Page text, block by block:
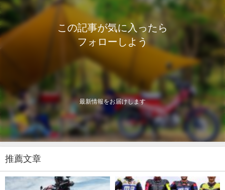
この記事が気に入ったら
フォローしよう
最新情報をお届けします
推薦文章